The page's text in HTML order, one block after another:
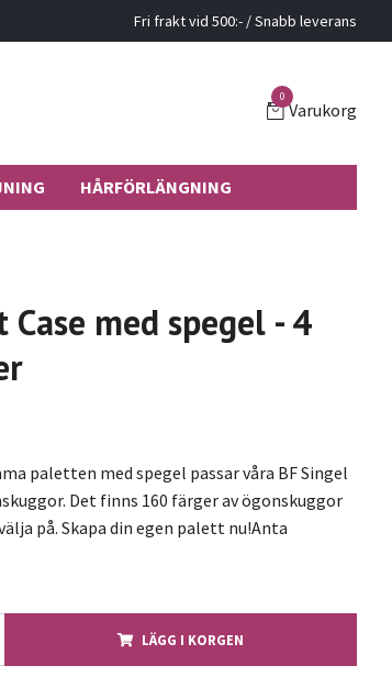
Fri frakt vid 500:- / Snabb leverans
0
Varukorg
HÅRFÖRLÄNGNING
Case med spegel - 4
paletten med spegel passar våra BF Singel
Det finns 160 färger av ögonskuggor
på. Skapa din egen palett nu!Anta
LÄGG I KORGEN